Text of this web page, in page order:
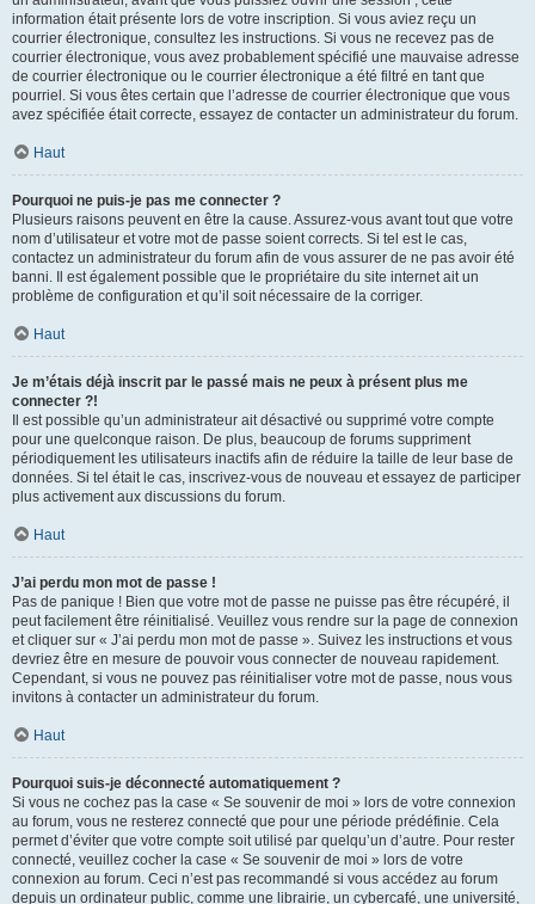
information était présente lors de votre inscription. Si vous aviez reçu un
courrier électronique, consultez les instructions. Si vous ne recevez pas de
courrier électronique, vous avez probablement spécifié une mauvaise adresse
de courrier électronique ou le courrier électronique a été filtré en tant que
pourriel. Si vous êtes certain que l’adresse de courrier électronique que vous
avez spécifiée était correcte, essayez de contacter un administrateur du forum.
Haut
Pourquoi ne puis-je pas me connecter ?
Plusieurs raisons peuvent en être la cause. Assurez-vous avant tout que votre
nom d’utilisateur et votre mot de passe soient corrects. Si tel est le cas,
contactez un administrateur du forum afin de vous assurer de ne pas avoir été
banni. Il est également possible que le propriétaire du site internet ait un
problème de configuration et qu’il soit nécessaire de la corriger.
Haut
Je m’étais déjà inscrit par le passé mais ne peux à présent plus me
connecter ?!
Il est possible qu’un administrateur ait désactivé ou supprimé votre compte
pour une quelconque raison. De plus, beaucoup de forums suppriment
périodiquement les utilisateurs inactifs afin de réduire la taille de leur base de
données. Si tel était le cas, inscrivez-vous de nouveau et essayez de participer
plus activement aux discussions du forum.
Haut
J’ai perdu mon mot de passe !
Pas de panique ! Bien que votre mot de passe ne puisse pas être récupéré, il
peut facilement être réinitialisé. Veuillez vous rendre sur la page de connexion
et cliquer sur « J’ai perdu mon mot de passe ». Suivez les instructions et vous
devriez être en mesure de pouvoir vous connecter de nouveau rapidement.
Cependant, si vous ne pouvez pas réinitialiser votre mot de passe, nous vous
invitons à contacter un administrateur du forum.
Haut
Pourquoi suis-je déconnecté automatiquement ?
Si vous ne cochez pas la case « Se souvenir de moi » lors de votre connexion
au forum, vous ne resterez connecté que pour une période prédéfinie. Cela
permet d’éviter que votre compte soit utilisé par quelqu’un d’autre. Pour rester
connecté, veuillez cocher la case « Se souvenir de moi » lors de votre
connexion au forum. Ceci n’est pas recommandé si vous accédez au forum
depuis un ordinateur public, comme une librairie, un cybercafé, une université,